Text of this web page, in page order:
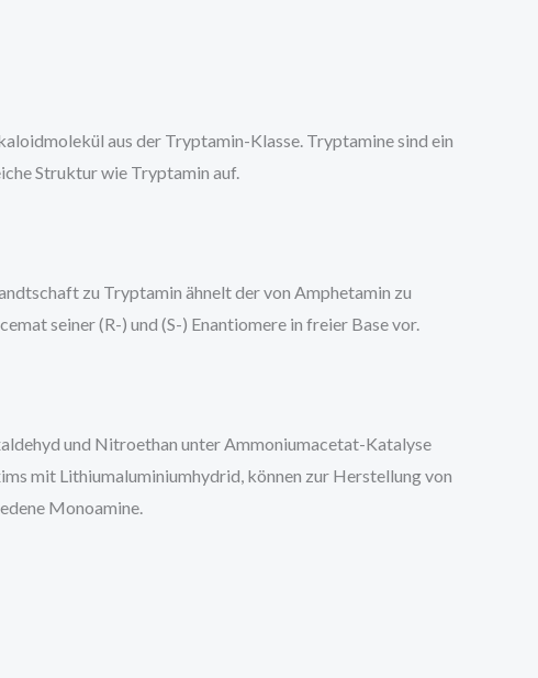
aus der Tryptamin-Klasse. Tryptamine sind ein
Struktur wie Tryptamin auf.
zu Tryptamin ähnelt der von Amphetamin zu
seiner (R-) und (S-) Enantiomere in freier Base vor.
und Nitroethan unter Ammoniumacetat-Katalyse
mit Lithiumaluminiumhydrid, können zur Herstellung von
Monoamine.